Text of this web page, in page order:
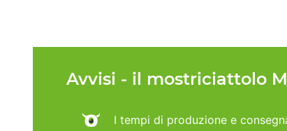
Avvisi - il mostriciattolo
I tempi di produzione e